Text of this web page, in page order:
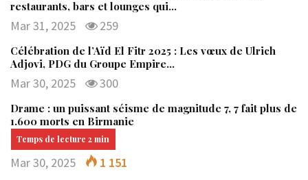
restaurants, bars et lounges qui…
Mar 31, 2025 259
Célébration de l’Aïd El Fitr 2025 : Les vœux de Ulrich
Adjovi, PDG du Groupe Empire…
Mar 30, 2025 300
Drame : un puissant séisme de magnitude 7, 7 fait plus de
1.600 morts en Birmanie
Mar 30, 2025 1 151